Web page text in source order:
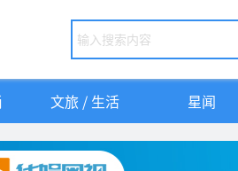
文旅 / 生活 星闻